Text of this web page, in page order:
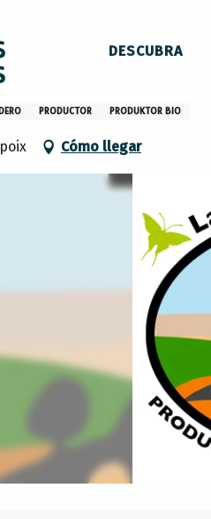
DESCUBRA
de Larché
PRODUCTOR PRODUKTOR BIO
Cómo llegar